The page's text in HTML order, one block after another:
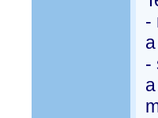
-
-